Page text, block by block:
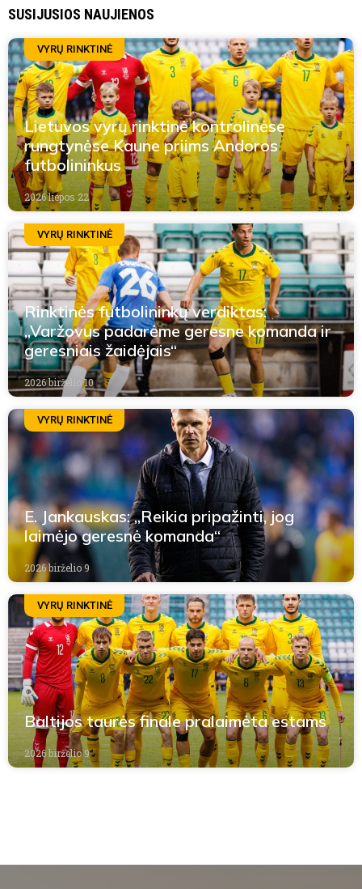
SUSIJUSIOS NAUJIENOS
VYRŲ RINKTINĖ
Lietuvos vyrų rinktinė kontrolinėse
rungtynėse Kaune priims Andoros
futbolininkus
2026 liepos 22
VYRŲ RINKTINĖ
Rinktinės futbolininkų verdiktas:
„Varžovus padarėme geresne komanda ir
geresniais žaidėjais“
2026 birželio 10
VYRŲ RINKTINĖ
E. Jankauskas: „Reikia pripažinti, jog
laimėjo geresnė komanda“
2026 birželio 9
VYRŲ RINKTINĖ
Baltijos taurės finale pralaimėta estams
2026 birželio 9